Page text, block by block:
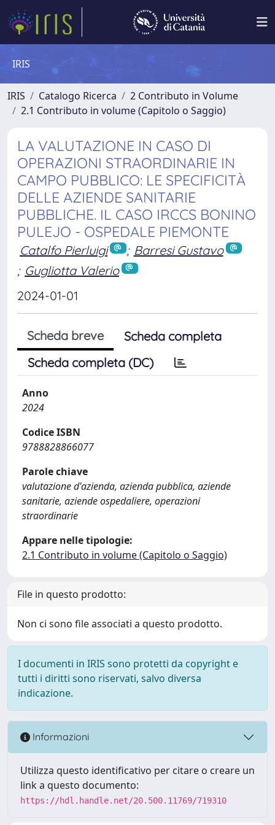
IRIS
IRIS Catalogo Ricerca
2 Contributo in Volume
2.1 Contributo in volume (Capitolo o Saggio)
LA VALUTAZIONE IN CASO DI
OPERAZIONI STRAORDINARIE IN
CAMPO PUBBLICO: LE SPECIFICITÀ
DELLE AZIENDE SANITARIE
PUBBLICHE. IL CASO IRCCS BONINO
PULEJO - OSPEDALE PIEMONTE
Catalfo Pierluigi ; Barresi Gustavo
; Gugliotta Valerio
2024-01-01
Scheda breve
Scheda completa
Scheda completa (DC)
Anno
2024
Codice ISBN
9788828866077
Parole chiave
valutazione d'azienda, azienda pubblica, aziende
sanitarie, aziende ospedaliere, operazioni
straordinarie
Appare nelle tipologie:
2.1 Contributo in volume (Capitolo o Saggio)
File in questo prodotto:
Non ci sono file associati a questo prodotto.
I documenti in IRIS sono protetti da copyright e
tutti i diritti sono riservati, salvo diversa
indicazione.
Informazioni
Utilizza questo identificativo per citare o creare un
link a questo documento:
https://hdl.handle.net/20.500.11769/719310